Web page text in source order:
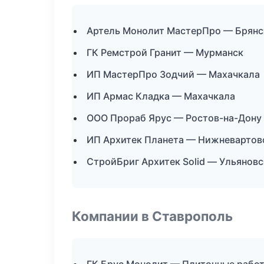
Артель Монолит МастерПро —
ГК Ремстрой Гранит — Мурманск
ИП МастерПро Зодчий — Махачкала
ИП Армас Кладка — Махачкала
ООО Прораб Ярус — Ростов-на-Дону
ИП Архитек Планета —
СтройБриг Архитек Solid —
Компании в Ставрополь